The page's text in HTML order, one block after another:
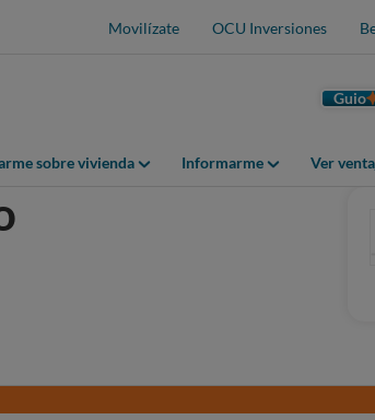
Movilízate OCU Inversiones
Guio
sobre vivienda Informarme Ver